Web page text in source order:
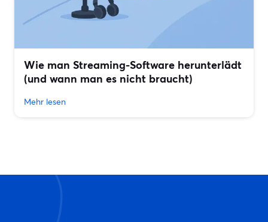
Wie man Streaming-Software herunterlädt
(und wann man es nicht braucht)
Mehr lesen